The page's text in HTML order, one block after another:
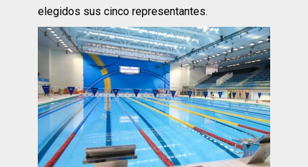
elegidos sus cinco representantes.